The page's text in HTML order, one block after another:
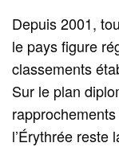
Depuis 2001,
le pays figure
classements
Sur le plan
l’Érythrée reste